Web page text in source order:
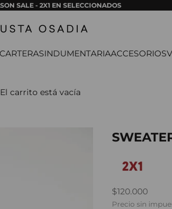
SALE - 2X1 EN SELECCIONADOS
Osadia
CARTERASINDUMENTARIAACCESORIOS
El carrito está vacía
Precio de
$120.000
Precio sin